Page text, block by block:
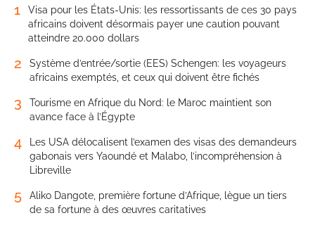
1
Visa pour les États-Unis: les ressortissants de ces 30 pays
africains doivent désormais payer une caution pouvant
atteindre 20.000 dollars
2
Système d’entrée/sortie (EES) Schengen: les voyageurs
africains exemptés, et ceux qui doivent être fichés
3
Tourisme en Afrique du Nord: le Maroc maintient son
avance face à l’Égypte
4
Les USA délocalisent l’examen des visas des demandeurs
gabonais vers Yaoundé et Malabo, l’incompréhension à
Libreville
5
Aliko Dangote, première fortune d’Afrique, lègue un tiers
de sa fortune à des œuvres caritatives